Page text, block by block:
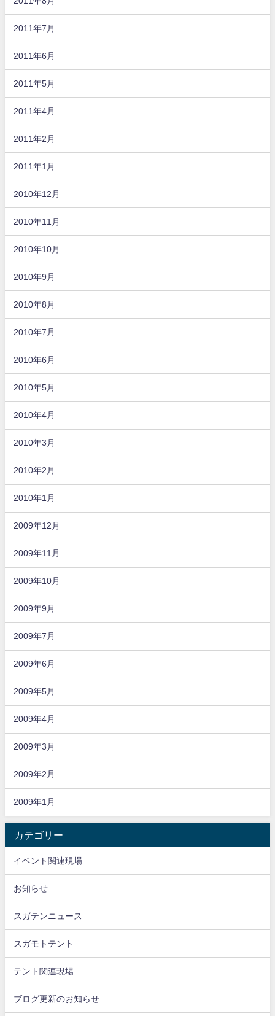
2011年7月
2011年6月
2011年5月
2011年4月
2011年2月
2011年1月
2010年12月
2010年11月
2010年10月
2010年9月
2010年8月
2010年7月
2010年6月
2010年5月
2010年4月
2010年3月
2010年2月
2010年1月
2009年12月
2009年11月
2009年10月
2009年9月
2009年7月
2009年6月
2009年5月
2009年4月
2009年3月
2009年2月
2009年1月
カテゴリー
イベント関連現場
お知らせ
スガテンニュース
スガモトテント
テント関連現場
ブログ更新のお知らせ